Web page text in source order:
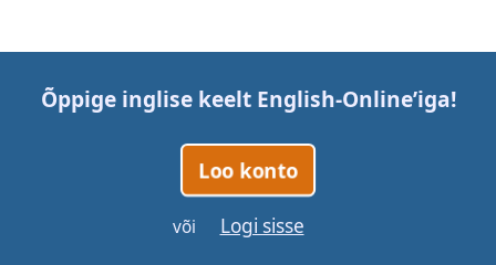
Õppige inglise keelt English-Online’iga!
Loo konto
või Logi sisse